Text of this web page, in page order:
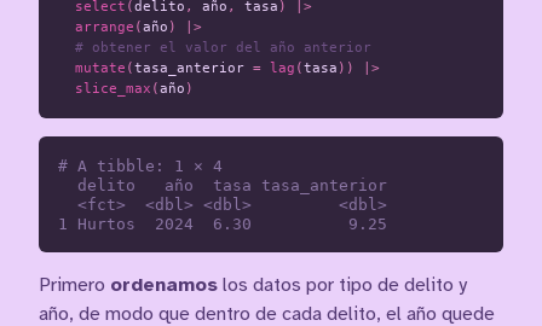
select (delito , año , tasa )
|>
arrange (año )
|>
# obtener el valor del año anterior
mutate (tasa_anterior = lag (tasa ))
|>
slice_max (año )
# A tibble: 1 × 4
  delito   año  tasa tasa_anterior
  <fct>  <dbl> <dbl>         <dbl>
Primero ordenamos los datos por tipo de delito y
año, de modo que dentro de cada delito, el año quede